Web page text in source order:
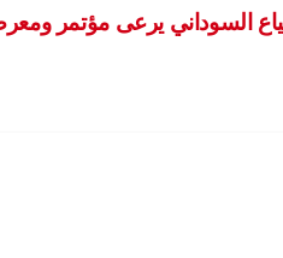
السوداني يرعى مؤتمر